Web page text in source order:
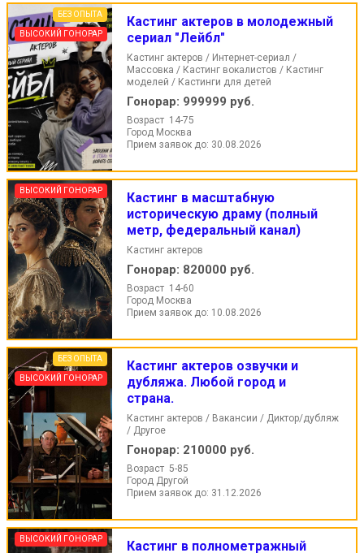
БЕЗ ОПЫТА
ВЫСОКИЙ ГОНОРАР
Кастинг актеров в молодежный
сериал "Лейбл"
Кастинг актеров / Интернет-сериал /
Массовка / Кастинг вокалистов / Кастинг
моделей / Кастинги для детей
Гонорар: 999999 руб.
Возраст 14-75
Город Москва
Прием заявок до: 30.08.2026
ВЫСОКИЙ ГОНОРАР
Кастинг в масштабную
историческую драму (полный
метр, федеральный канал)
Кастинг актеров
Гонорар: 820000 руб.
Возраст 14-60
Город Москва
Прием заявок до: 10.08.2026
БЕЗ ОПЫТА
ВЫСОКИЙ ГОНОРАР
Кастинг актеров озвучки и
дубляжа. Любой город и
страна.
Кастинг актеров / Вакансии / Диктор/дубляж
/ Другое
Гонорар: 210000 руб.
Возраст 5-85
Город Другой
Прием заявок до: 31.12.2026
ВЫСОКИЙ ГОНОРАР Кастинг в полнометражный